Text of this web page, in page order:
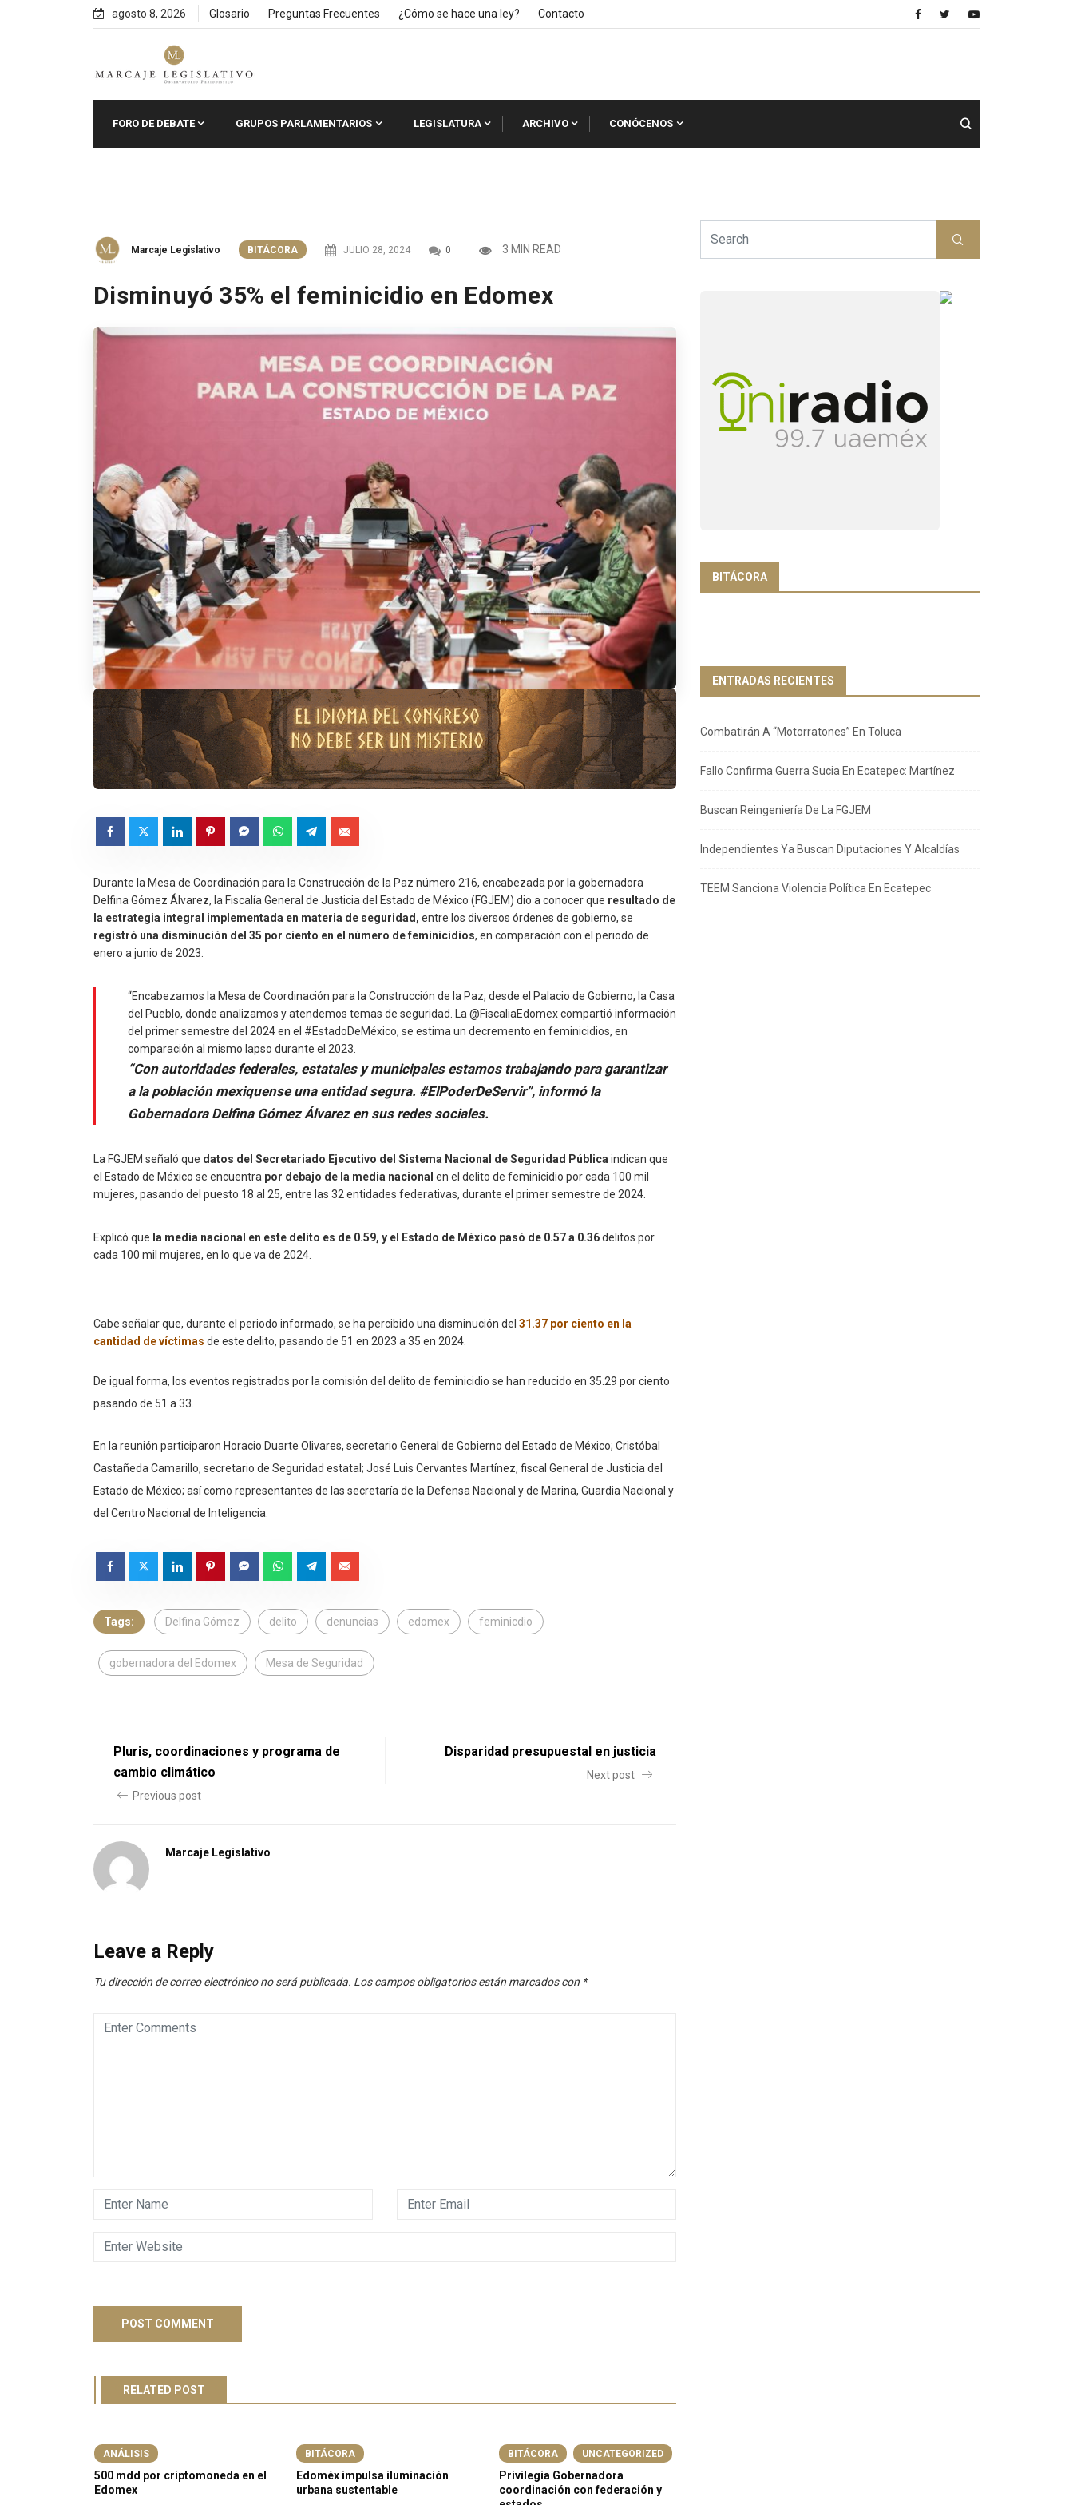
agosto 8, 2026 Glosario Preguntas Frecuentes ¿Cómo se hace una ley? Contacto
FORO DE DEBATE GRUPOS PARLAMENTARIOS LEGISLATURA ARCHIVO CONÓCENOS
Marcaje Legislativo BITÁCORA JULIO 28, 2024 0 3 MIN READ
Disminuyó 35% el feminicidio en Edomex
Durante la Mesa de Coordinación para la Construcción de la Paz número 216, encabezada por la gobernadora
Delfina Gómez Álvarez, la Fiscalía General de Justicia del Estado de México (FGJEM) dio a conocer que resultado de
la estrategia integral implementada en materia de seguridad, entre los diversos órdenes de gobierno, se
registró una disminución del 35 por ciento en el número de feminicidios, en comparación con el periodo de
enero a junio de 2023.
“Encabezamos la Mesa de Coordinación para la Construcción de la Paz, desde el Palacio de Gobierno, la Casa
del Pueblo, donde analizamos y atendemos temas de seguridad. La @FiscaliaEdomex compartió información
del primer semestre del 2024 en el #EstadoDeMéxico, se estima un decremento en feminicidios, en
comparación al mismo lapso durante el 2023.
“Con autoridades federales, estatales y municipales estamos trabajando para garantizar
a la población mexiquense una entidad segura. #ElPoderDeServir”, informó la
Gobernadora Delfina Gómez Álvarez en sus redes sociales.
La FGJEM señaló que datos del Secretariado Ejecutivo del Sistema Nacional de Seguridad Pública indican que
el Estado de México se encuentra por debajo de la media nacional en el delito de feminicidio por cada 100 mil
mujeres, pasando del puesto 18 al 25, entre las 32 entidades federativas, durante el primer semestre de 2024.
Explicó que la media nacional en este delito es de 0.59, y el Estado de México pasó de 0.57 a 0.36delitos por
cada 100 mil mujeres, en lo que va de 2024.
Cabe señalar que, durante el periodo informado, se ha percibido una disminución del 31.37 por ciento en la
cantidad de víctimas de este delito, pasando de 51 en 2023 a 35 en 2024.
De igual forma, los eventos registrados por la comisión del delito de feminicidio se han reducido en 35.29 por ciento
pasando de 51 a 33.
En la reunión participaron Horacio Duarte Olivares, secretario General de Gobierno del Estado de México; Cristóbal
Castañeda Camarillo, secretario de Seguridad estatal; José Luis Cervantes Martínez, fiscal General de Justicia del
Estado de México; así como representantes de las secretaría de la Defensa Nacional y de Marina, Guardia Nacional y
del Centro Nacional de Inteligencia.
Tags: Delfina Gómez delito denuncias edomex feminicdio
gobernadora del Edomex Mesa de Seguridad
Pluris, coordinaciones y programa de
cambio climático
Previous post
Disparidad presupuestal en justicia
Next post
Marcaje Legislativo
Leave a Reply
Tu dirección de correo electrónico no será publicada. Los campos obligatorios están marcados con *
RELATED POST
ANÁLISIS
500 mdd por criptomoneda en el
Edomex
BITÁCORA
Edoméx impulsa iluminación
urbana sustentable
BITÁCORA UNCATEGORIZED
Privilegia Gobernadora
coordinación con federación y
BITÁCORA
ENTRADAS RECIENTES
Combatirán A “Motorratones” En Toluca
Fallo Confirma Guerra Sucia En Ecatepec: Martínez
Buscan Reingeniería De La FGJEM
Independientes Ya Buscan Diputaciones Y Alcaldías
TEEM Sanciona Violencia Política En Ecatepec